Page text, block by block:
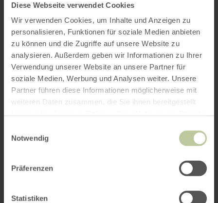
Diese Webseite verwendet Cookies
Wir verwenden Cookies, um Inhalte und Anzeigen zu
personalisieren, Funktionen für soziale Medien anbieten
zu können und die Zugriffe auf unsere Website zu
analysieren. Außerdem geben wir Informationen zu Ihrer
Verwendung unserer Website an unsere Partner für
soziale Medien, Werbung und Analysen weiter. Unsere
Partner führen diese Informationen möglicherweise mit
weiteren Daten zusammen, die Sie ihnen bereitgestellt
Notwendig
Präferenzen
Statistiken